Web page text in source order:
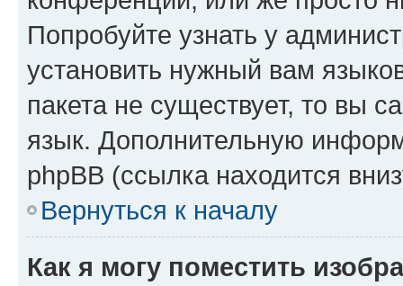
Попробуйте узнать у
установить нужный вам
пакета не существует, то вы
язык. Дополнительную
phpBB (ссылка находится
Вернуться к началу
Как я могу поместить